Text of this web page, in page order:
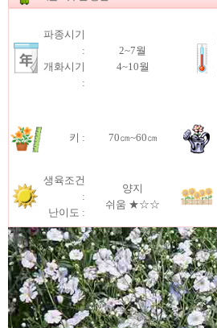
파종시기
:
개화시기
:
2~7월
4~10월
키 : 70㎝~60㎝
생육조건
:
난이도 :
양지
쉬움 ★☆☆